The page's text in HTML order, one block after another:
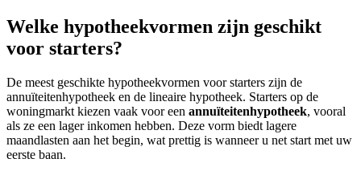
Welke hypotheekvormen zijn geschikt
voor starters?
De meest geschikte hypotheekvormen voor starters zijn de
annuïteitenhypotheek en de lineaire hypotheek. Starters op de
woningmarkt kiezen vaak voor een annuïteitenhypotheek, vooral
als ze een lager inkomen hebben. Deze vorm biedt lagere
maandlasten aan het begin, wat prettig is wanneer u net start met uw
eerste baan.